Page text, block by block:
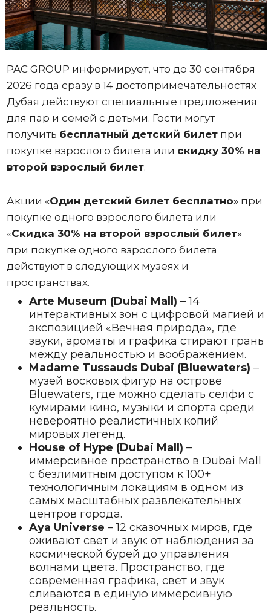
PAC GROUP информирует, что до 30 сентября
2026 года сразу в 14 достопримечательностях
Дубая действуют специальные предложения
для пар и семей с детьми. Гости могут
получить бесплатный детский билетпри
покупке взрослого билета или скидку 30% на
второй взрослый билет.
Акции «Один детский билет бесплатно» при
покупке одного взрослого билета или
«Скидка 30% на второй взрослый билет»
при покупке одного взрослого билета
действуют в следующих музеях и
пространствах.
Arte Museum (Dubai Mall) – 14
интерактивных зон с цифровой магией и
экспозицией «Вечная природа», где
звуки, ароматы и графика стирают грань
между реальностью и воображением.
Madame Tussauds Dubai (Bluewaters) –
музей восковых фигур на острове
Bluewaters, где можно сделать селфи с
кумирами кино, музыки и спорта среди
невероятно реалистичных копий
мировых легенд.
House of Hype (Dubai Mall) –
иммерсивное пространство в Dubai Mall
с безлимитным доступом к 100+
технологичным локациям в одном из
самых масштабных развлекательных
центров города.
Aya Universe – 12 сказочных миров, где
оживают свет и звук: от наблюдения за
космической бурей до управления
волнами цвета. Пространство, где
современная графика, свет и звук
сливаются в единую иммерсивную
реальность.